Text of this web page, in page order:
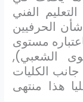
الفني
شأن الحرفيين
مستوى
الشعبي),
جانب الكليات
هذا منتهى